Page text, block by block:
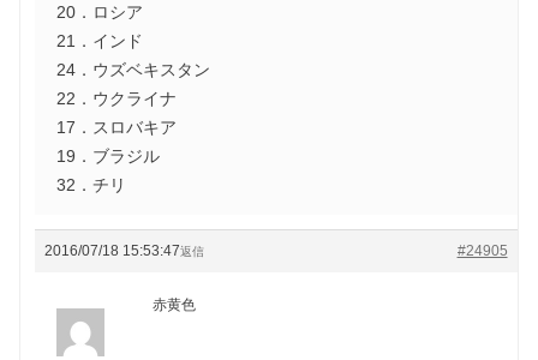
20．ロシア
21．インド
24．ウズベキスタン
22．ウクライナ
17．スロバキア
19．ブラジル
32．チリ
2016/07/18 15:53:47 #24905
返信
赤黄色